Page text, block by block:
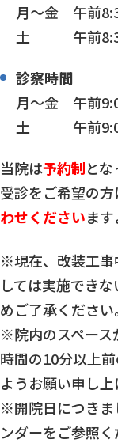
月～金 午前
土 午前8:35
診察時間
月～金 午前
土 午前9:00
当院は予約制とな
受診をご希望の方
わせくださいま
※現在、改装工事
しては実施でき
めご了承ください。
※院内のスペース
時間の10分以上
ようお願い申し上
※開院日につきま
ンダーをご参照く